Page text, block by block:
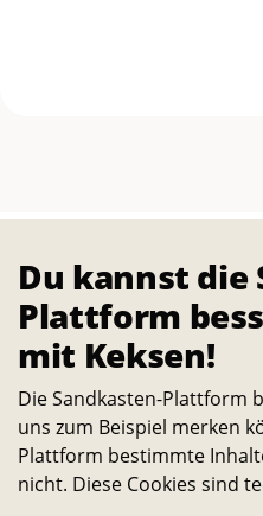
Startseite Events
Über
Die Sandkasten-Plattform
daran haben, das Leben
Stadt noch lebenswerter
Alle Studierenden,
Du kannst die
Plattform
mit Keksen!
Die Sandkasten-Plattform
uns zum Beispiel merken
Plattform bestimmte
nicht. Diese Cookies sind